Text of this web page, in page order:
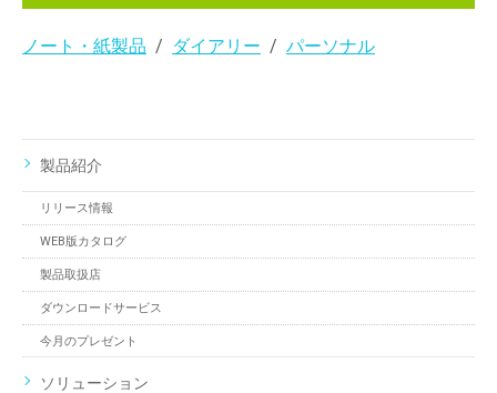
ノート・紙製品 ダイアリー パーソナル
製品紹介
リリース情報
WEB版カタログ
製品取扱店
ダウンロードサービス
今月のプレゼント
ソリューション